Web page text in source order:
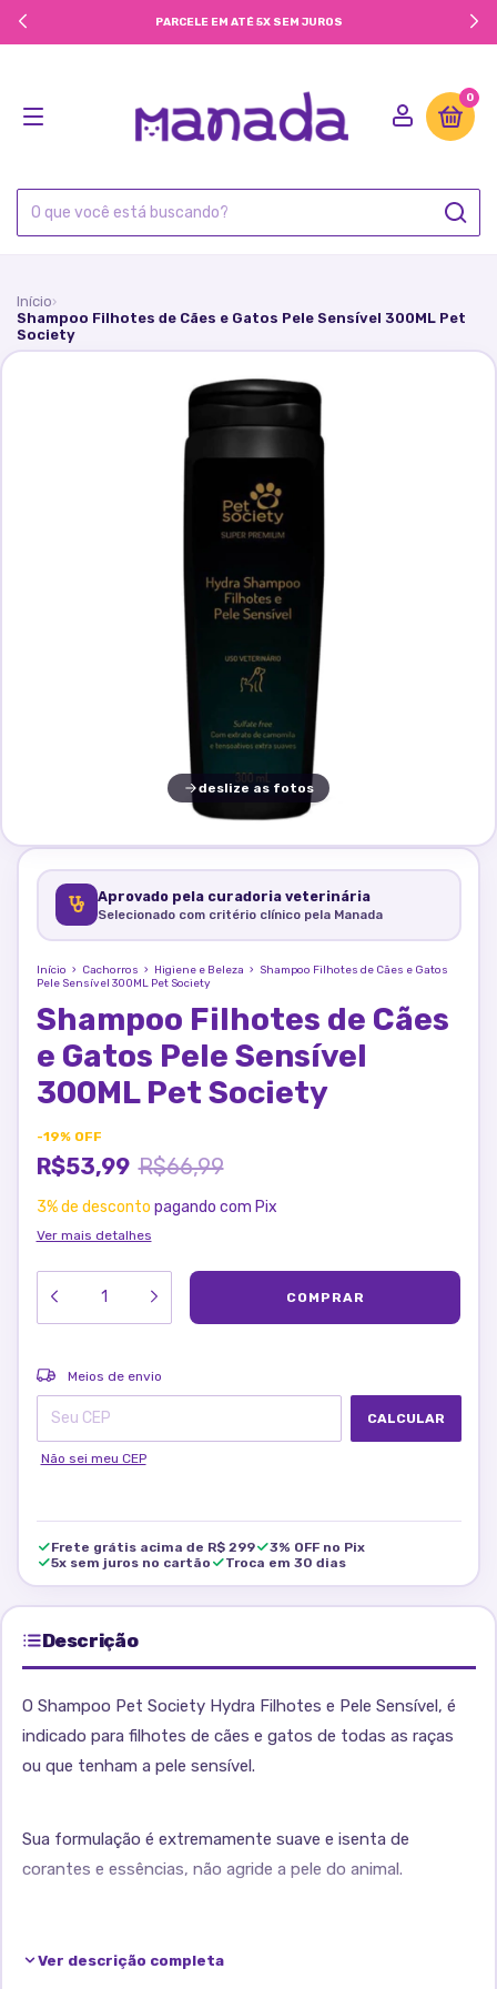
PARCELE EM ATÉ 5X SEM JUROS
0
Início›
Shampoo Filhotes de Cães e Gatos Pele Sensível 300ML Pet
Society
deslize as fotos
Aprovado pela curadoria veterinária
Selecionado com critério clínico pela Manada
Início › Cachorros › Higiene e Beleza › Shampoo Filhotes de Cães e Gatos
Pele Sensível 300ML Pet Society
Shampoo Filhotes de Cães
e Gatos Pele Sensível
300ML Pet Society
-19% OFF
R$53,99 R$66,99
3% de desconto pagando com Pix
Ver mais detalhes
Entregas para o CEP:
Meios de envio
CALCULAR
Não sei meu CEP
Frete grátis acima de R$ 299
3% OFF no Pix
5x sem juros no cartão
Troca em 30 dias
Descrição
O Shampoo Pet Society Hydra Filhotes e Pele Sensível, é
indicado para filhotes de cães e gatos de todas as raças
ou que tenham a pele sensível.
Sua formulação é extremamente suave e isenta de
corantes e essências, não agride a pele do animal.
mais sensível ou irritável, que precisam de um cuidado
Ver descrição completa